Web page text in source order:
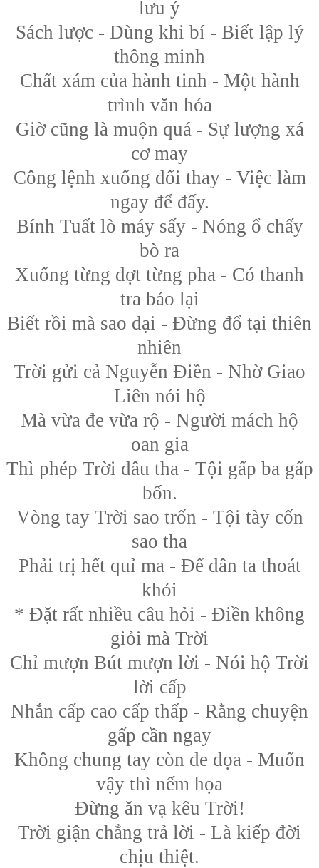
lưu ý
Sách lược - Dùng khi bí - Biết lập lý
thông minh
Chất xám của hành tinh - Một hành
trình văn hóa
Giờ cũng là muộn quá - Sự lượng xá
cơ may
Công lệnh xuống đổi thay - Việc làm
ngay để đấy.
Bính Tuất lò máy sấy - Nóng ổ chấy
bò ra
Xuống từng đợt từng pha - Có thanh
tra báo lại
Biết rồi mà sao dại - Đừng đổ tại thiên
nhiên
Trời gửi cả Nguyễn Điền - Nhờ Giao
Liên nói hộ
Mà vừa đe vừa rộ - Người mách hộ
oan gia
Thì phép Trời đâu tha - Tội gấp ba gấp
bốn.
Vòng tay Trời sao trốn - Tội tày cốn
sao tha
Phải trị hết quỉ ma - Để dân ta thoát
khỏi
* Đặt rất nhiều câu hỏi - Điền không
giỏi mà Trời
Chỉ mượn Bút mượn lời - Nói hộ Trời
lời cấp
Nhắn cấp cao cấp thấp - Rằng chuyện
gấp cần ngay
Không chung tay còn đe dọa - Muốn
vậy thì nếm họa
Đừng ăn vạ kêu Trời!
Trời giận chẳng trả lời - Là kiếp đời
chịu thiệt.